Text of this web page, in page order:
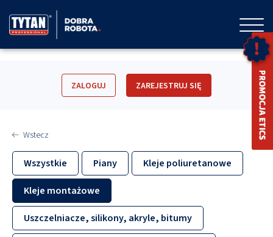
ZALOGUJ ZAREJESTRUJ SIĘ
Wstecz
Wszystkie Piany Kleje poliuretanowe
Kleje montażowe
Uszczelniacze, silikony, akryle, bitumy